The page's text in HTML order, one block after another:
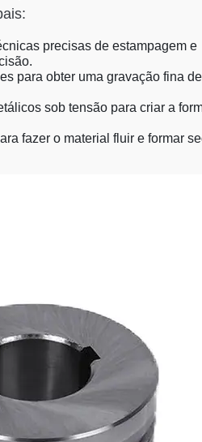
precisas de estampagem e
para obter uma gravação fina
sob tensão para criar a
fazer o material fluir e formar